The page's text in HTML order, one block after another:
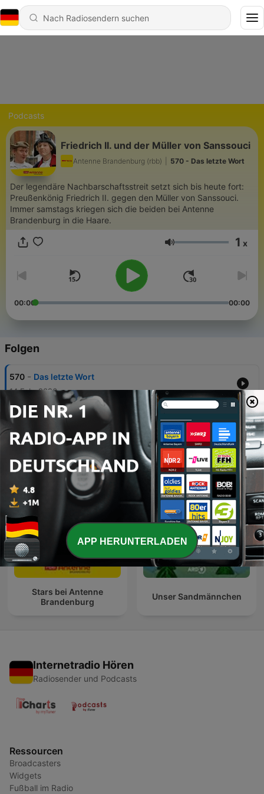
Podcasts
Friedrich II. und der Müller von Sanssouci
Antenne Brandenburg (rbb) 570 - Das letzte Wort
Der legendäre Nachbarschaftsstreit setzt sich bis heute fort:
Preußenkönig Friedrich II. gegen den Müller von Sanssouci.
Immer samstags kriegen sich die beiden bei Antenne
Brandenburg in die Haare.
Lautstärke 1 x
00:00 00:00
Folgen
570 - Das letzte Wort
14 Feb. 2026
Antenne Brandenburg-Podcasts
Stars bei Antenne
Brandenburg
Unser Sandmännchen
Internetradio Hören
Radiosender und Podcasts
Ressourcen
Broadcasters
Widgets
Fußball im Radio
APP HERUNTERLADEN